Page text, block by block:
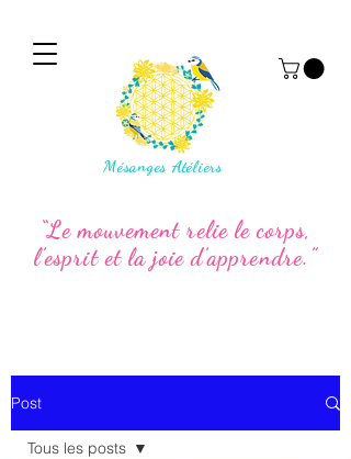
Mésanges Atéliers
“Le mouvement relie le corps,
l’esprit et la joie d’apprendre.”
Post
Tous les posts